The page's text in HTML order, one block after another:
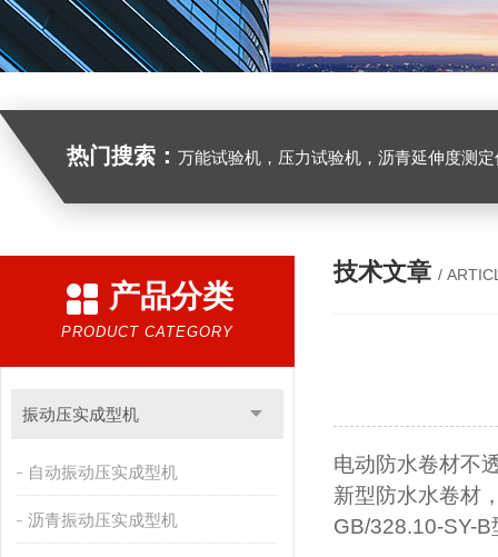
热门搜索： 万能试验机，压力试验机，沥青延伸度测定仪，沥青混合料拌合机，全自动沥青混合料离心式抽提仪，马歇尔电动
产品分类
PRODUCT CATEGORY
振动压实成型机
自动振动压实成型机
沥青振动压实成型机
技术文章 /
电动防水卷材不
新型防水水卷材
GB/328.10-SY-B